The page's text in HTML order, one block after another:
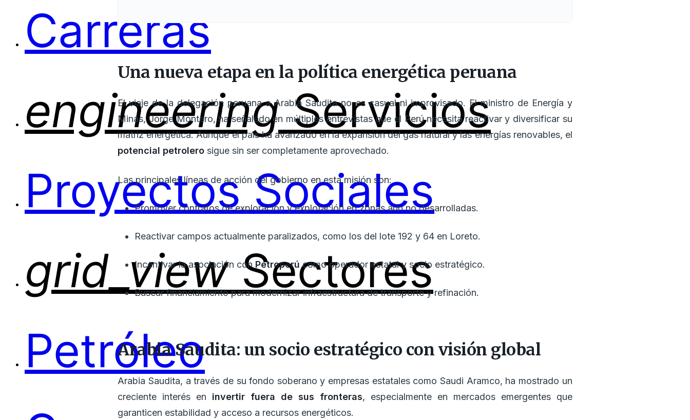
Carreras
engineering Servicios
Proyectos Sociales
grid_view Sectores
Petróleo
Una nueva etapa en la política energética peruana
El viaje de la delegación peruana a Arabia Saudita no es casual ni improvisado. El ministro de Energía y
Minas, Jorge Montero, ha señalado en múltiples entrevistas que el Perú necesita reactivar y diversificar su
matriz energética. Aunque el país ha avanzado en la expansión del gas natural y las energías renovables, el
potencial petrolero sigue sin ser completamente aprovechado.
Las principales líneas de acción del gobierno en esta misión son:
Promover contratos de exploración y explotación en zonas aún no desarrolladas.
Reactivar campos actualmente paralizados, como los del lote 192 y 64 en Loreto.
Incentivar la asociación con Petroperúcomo operador estatal y socio estratégico.
Buscar financiamiento para modernizar infraestructura de transporte y refinación.
Arabia Saudita: un socio estratégico con visión global
Arabia Saudita, a través de su fondo soberano y empresas estatales como Saudi Aramco, ha mostrado un
creciente interés en invertir fuera de sus fronteras, especialmente en mercados emergentes que
garanticen estabilidad y acceso a recursos energéticos.